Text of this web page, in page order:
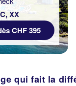
XX
CHF 395
qui fait la